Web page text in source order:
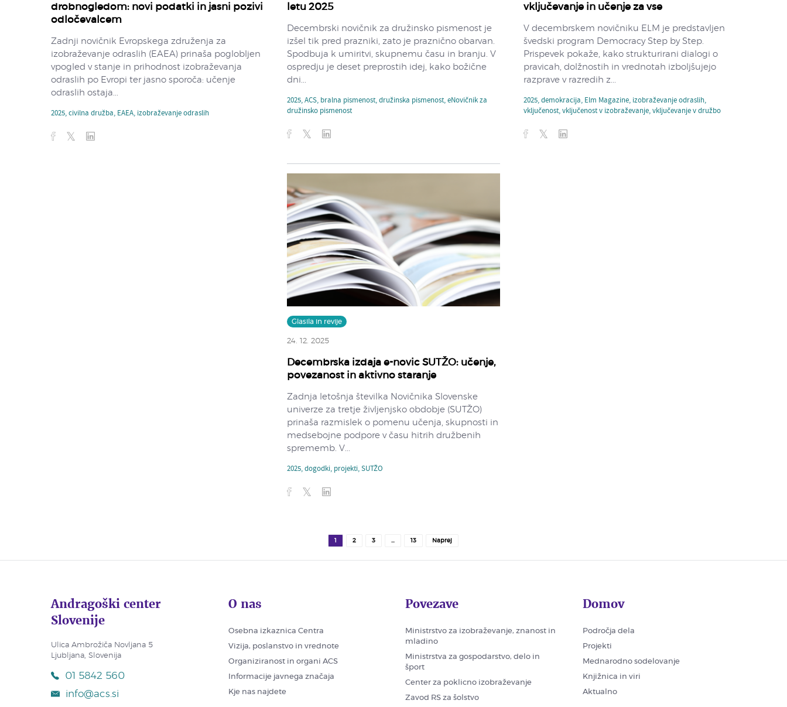
drobnogledom: novi podatki in jasni pozivi
odločevalcem
Zadnji novičnik Evropskega združenja za
izobraževanje odraslih (EAEA) prinaša poglobljen
vpogled v stanje in prihodnost izobraževanja
odraslih po Evropi ter jasno sporoča: učenje
odraslih ostaja...
2025,civilna družba, EAEA, izobraževanje odraslih
letu 2025
Decembrski novičnik za družinsko pismenost je
izšel tik pred prazniki, zato je praznično obarvan.
Spodbuja k umiritvi, skupnemu času in branju. V
ospredju je deset preprostih idej, kako božične
dni...
2025,ACS, bralna pismenost,družinska pismenost,eNovičnik za
družinsko pismenost
vključevanje in učenje za vse
V decembrskem novičniku ELM je predstavljen
švedski program Democracy Step by Step.
Prispevek pokaže, kako strukturirani dialogi o
pravicah, dolžnostih in vrednotah izboljšujejo
razprave v razredih z...
2025,demokracija, Elm Magazine, izobraževanje odraslih,
vključenost,vključenost v izobraževanje,vključevanje v družbo
Glasila in revije
24. 12. 2025
Decembrska izdaja e-novic SUTŽO: učenje,
povezanost in aktivno staranje
Zadnja letošnja številka Novičnika Slovenske
univerze za tretje življenjsko obdobje (SUTŽO)
prinaša razmislek o pomenu učenja, skupnosti in
medsebojne podpore v času hitrih družbenih
sprememb. V...
2025,dogodki, projekti,SUTŽO
1 2 3 … 13 Naprej
Andragoški center
Slovenije
Ulica Ambrožiča Novljana 5
Ljubljana, Slovenija
01 5842 560
info@acs.si
O nas
Osebna izkaznica Centra
Vizija, poslanstvo in vrednote
Organiziranost in organi ACS
Informacije javnega značaja
Kje nas najdete
Povezave
Ministrstvo za izobraževanje, znanost in
mladino
Ministrstva za gospodarstvo, delo in
šport
Center za poklicno izobraževanje
Zavod RS za šolstvo
Domov
Področja dela
Projekti
Mednarodno sodelovanje
Knjižnica in viri
Aktualno